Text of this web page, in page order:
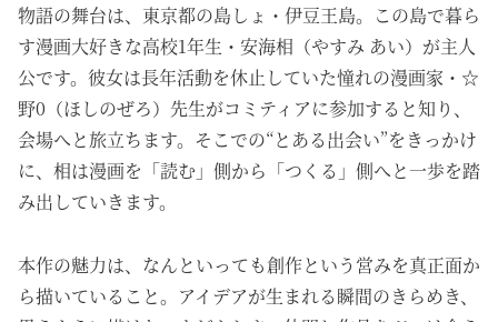
物語の舞台は、東京都の島しょ・伊豆王島。この島で暮ら
す漫画大好きな高校1年生・安海相（やすみ あい）が主人
公です。彼女は長年活動を休止していた憧れの漫画家・☆
野0（ほしのぜろ）先生がコミティアに参加すると知り、
会場へと旅立ちます。そこでの“とある出会い”をきっかけ
に、相は漫画を「読む」側から「つくる」側へと一歩を踏
み出していきます。
本作の魅力は、なんといっても創作という営みを真正面か
ら描いていること。アイデアが生まれる瞬間のきらめき、